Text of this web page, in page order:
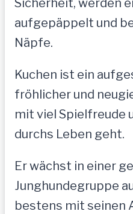
Sicherheit, werden
aufgepäppelt und
Näpfe.
Kuchen ist ein
fröhlicher und
mit viel Spielfreude
durchs Leben geht.
Er wächst in einer
Junghundegruppe
bestens mit seinen